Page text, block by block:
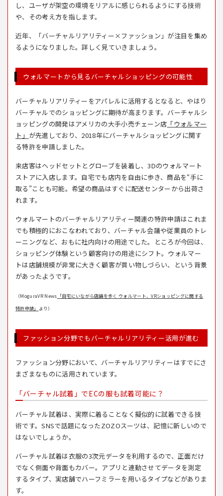
し、ユーザが架空の環境をリアルに感じられるようにする技術
や、その考え方を指します。
近年、「バーチャルリアリティー×ファッション」が注目を集め
るようになりました。詳しく見ていきましょう。
ウォルマートから見るバーチャルショッピングの可能性
バーチャルリアリティーをアパレルに活用するとなると、やはり
バーチャルでのショッピングに期待が高まります。バーチャルシ
ョッピングの開発はアメリカの大手小売チェーン店 「ウォルマー
ト」 が先進しており、2018年にバーチャルショッピングに関す
る特許を申請しました。
来店客はヘッドセットとグローブを装着し、3Dのウォルマート
ストアに入店します。自宅でも店内を自由に歩き、商品を“手に
取る”ことも可能。希望の商品はすぐに配送センターから出荷さ
れます。
ウォルマートのバーチャルリアリティー関連の特許申請はこれま
でも積極的におこなわれており、バーチャル会議や従業員のトレ
ーニングなど、おもに社内向けの用途でした。ところが今回は、
ショッピング体験という顧客向けの用途にシフト。ウォルマー
トは店舗規模が非常に大きく顧客が買い物しづらい、という背景
があったようです。
（MoguraVR News 「自宅にいながら店舗を歩く ウォルマート、VRショッピングに関する
特許申請」
より）
ファッション分野でもバーチャルリアリティー活用が進む
ファッション分野において、バーチャルリアリティーはすでにさ
まざまなものに活用されています。
「バーチャル試着」でECの服も試着可能に？
バーチャル試着は、実際に着ることなく擬似的に試着できる技
術です。SNSで話題になったZOZOスーツは、記憶に新しいので
はないでしょうか。
バーチャル試着は衣服の3次元データを利用するので、正面だけ
でなく側面や背面もカバー。アプリと連動させてデータを測定
するタイプ、実店舗でハーフミラーを用いるタイプなどがありま
す。